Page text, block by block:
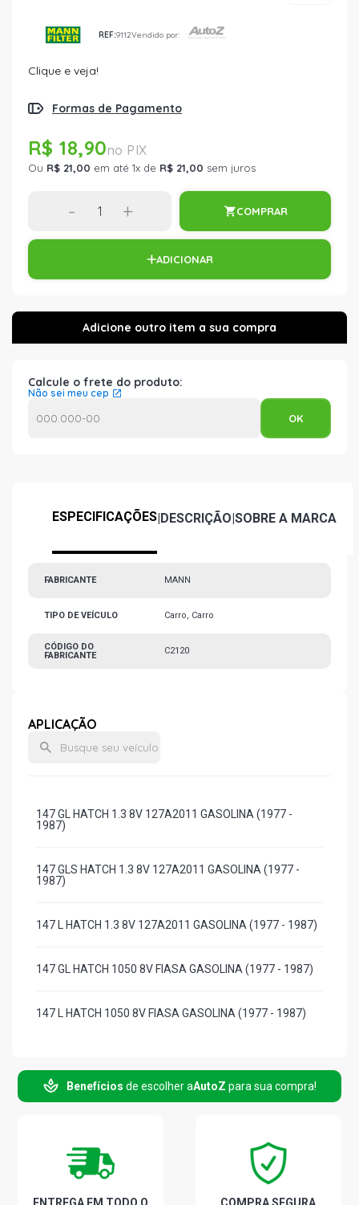
REF:9112Vendido por:
Clique e veja!
Formas de Pagamento
R$ 18,90
Ou R$ 21,00 em até 1x de R$ 21,00 sem juros
- + COMPRAR
ADICIONAR
Calcule o frete do produto:
Não sei meu cep
ESPECIFICAÇÕES|DESCRIÇÃO|SOBRE A MARCA
FABRICANTE MANN
TIPO DE VEÍCULO Carro, Carro
CÓDIGO DO
FABRICANTE
C2120
APLICAÇÃO
147 GL HATCH 1.3 8V 127A2011 GASOLINA (1977 -
1987)
147 GLS HATCH 1.3 8V 127A2011 GASOLINA (1977 -
1987)
147 L HATCH 1.3 8V 127A2011 GASOLINA (1977 - 1987)
147 GL HATCH 1050 8V FIASA GASOLINA (1977 - 1987)
147 L HATCH 1050 8V FIASA GASOLINA (1977 - 1987)
1988)
FIORINO STD PICKUP 1.3 8V 127A2011 GASOLINA (1981
- 1987)
Benefícios de escolher aAutoZ para sua compra!